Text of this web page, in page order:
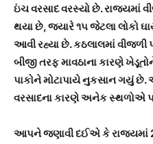
ઇંચ વરસાદ વરસ્યો છે. રાજ્યમાં
થયા છે, જયારે ૧૫ જેટલા લોકો
આવી રહ્યા છે. કઠલાલમાં
બીજી તરફ માવઠાના કારણે
પાકોને મોટાપાયે નુકસાન ગયું
વરસાદના કારણે અનેક સ્થળોએ
આપને જણાવી દઈએ કે રાજ્યમાં